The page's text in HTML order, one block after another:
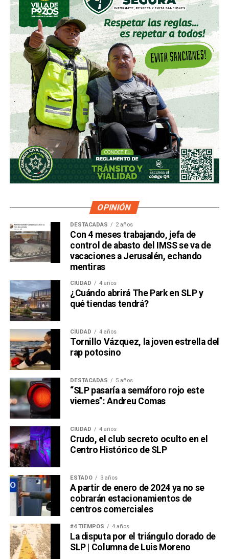
OPINIÓN
DESTACADAS 2 años
Con 4 meses trabajando, jefa de
control de abasto del IMSS se va de
vacaciones a Jerusalén, echando
mentiras
CIUDAD 4 años
¿Cuándo abrirá The Park en SLP y
qué tiendas tendrá?
CIUDAD 4 años
Tornillo Vázquez, la joven estrella del
rap potosino
DESTACADAS 5 años
“SLP pasaría a semáforo rojo este
viernes”: Andreu Comas
CIUDAD 4 años
Crudo, el club secreto oculto en el
Centro Histórico de SLP
ESTADO 3 años
A partir de enero de 2024 ya no se
cobrarán estacionamientos de
centros comerciales
#4 TIEMPOS 4 años
La disputa por el triángulo dorado de
SLP | Columna de Luis Moreno